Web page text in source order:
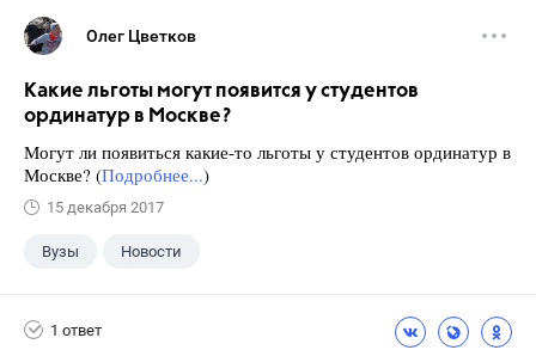
Олег Цветков
Какие льготы могут появится у студентов
ординатур в Москве?
Могут ли появиться какие-то льготы у студентов ординатур в
Москве? (Подробнее...)
15 декабря 2017
Вузы Новости
1 ответ